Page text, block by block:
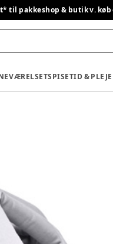
til pakkeshop & butik v. køb
SPISETID & PLEJE